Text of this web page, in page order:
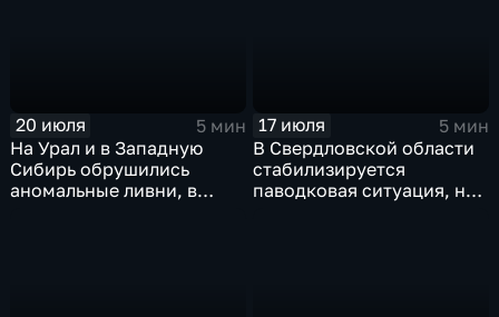
20 июля
5 мин
На Урал и в Западную
Сибирь обрушились
аномальные ливни, в
17 июля
5 мин
В Свердловской области
стабилизируется
паводковая ситуация, но